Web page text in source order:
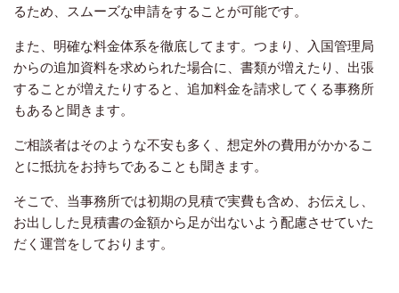
るため、スムーズな申請をすることが可能です。
また、明確な料金体系を徹底してます。つまり、入国管理局
からの追加資料を求められた場合に、書類が増えたり、出張
することが増えたりすると、追加料金を請求してくる事務所
もあると聞きます。
ご相談者はそのような不安も多く、想定外の費用がかかるこ
とに抵抗をお持ちであることも聞きます。
そこで、当事務所では初期の見積で実費も含め、お伝えし、
お出しした見積書の金額から足が出ないよう配慮させていた
だく運営をしております。